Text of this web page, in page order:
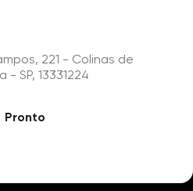
221 - Colinas de
SP, 13331224
Pronto